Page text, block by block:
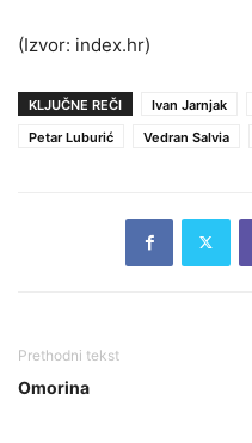
(Izvor: index.hr)
KLJUČNE REČI Ivan Jarnjak
Petar Luburić
Vedran Salvia
Prethodni tekst
Omorina